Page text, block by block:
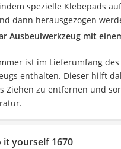
spezielle Klebepads
dann herausgezogen
Ausbeulwerkzeug mit
ist im Lieferumfang
enthalten. Dieser hilft
Ziehen zu entfernen und
it yourself 1670